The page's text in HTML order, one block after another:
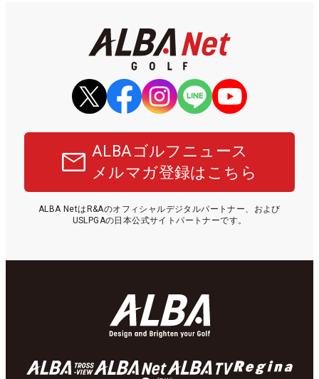
ALBAゴルフニュース
メルマガ登録はこちら
ALBA NetはR&Aのオフィシャルデジタルパートナー、および
USLPGAの日本公式サイトパートナーです。